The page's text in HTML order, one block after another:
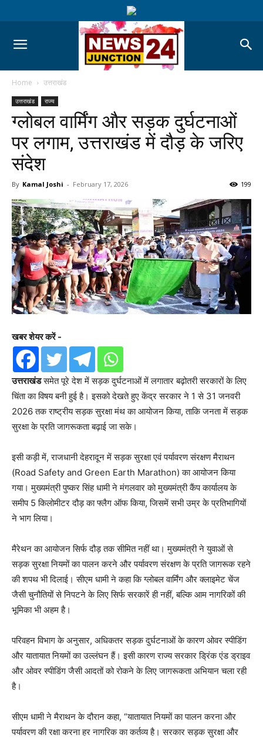
Home उत्तराखंड
उत्तराखंड राज्य
ग्लोबल वार्मिंग और सड़क दुर्घटनाओं
पर लगाम, उत्तराखंड में दौड़ के जरिए
संदेश
By Kamal Joshi - February 17, 2026 199
खबर शेयर करें -
उत्तराखंडसमेत पूरे देश में सड़क दुर्घटनाओं में लगातार बढ़ोतरी सरकारों के लिए
चिंता का विषय बनी हुई है। इसको देखते हुए केंद्र सरकार ने 1 से 31 जनवरी
2026 तक राष्ट्रीय सड़क सुरक्षा मंथ का आयोजन किया, ताकि जनता में सड़क
सुरक्षा के प्रति जागरूकता बढ़ाई जा सके।
इसी कड़ी में, राजधानी देहरादून में सड़क सुरक्षा एवं पर्यावरण संरक्षण मैराथन
(Road Safety and Green Earth Marathon) का आयोजन किया
गया। मुख्यमंत्री पुष्कर सिंह धामी ने मंगलवार को मुख्यमंत्री कैंप कार्यालय के
समीप 5 किलोमीटर दौड़ का फ्लैग ऑफ किया, जिसमें सभी उम्र के प्रतिभागियों
ने भाग लिया।
मैरेथन का आयोजन सिर्फ दौड़ तक सीमित नहीं था। मुख्यमंत्री ने युवाओं से
सड़क सुरक्षा नियमों का पालन करने और पर्यावरण संरक्षण के प्रति जागरूक रहने
की शपथ भी दिलाई। सीएम धामी ने कहा कि ग्लोबल वार्मिंग और क्लाइमेट चेंज
जैसी चुनौतियों से निपटने के लिए सिर्फ सरकारें ही नहीं, बल्कि आम नागरिकों की
भूमिका भी अहम है।
परिवहन विभाग के अनुसार, अधिकतर सड़क दुर्घटनाओं के कारण ओवर स्पीडिंग
और यातायात नियमों का उल्लंघन हैं। इसी कारण राज्य सरकार ड्रिंक एंड ड्राइव
और ओवर स्पीडिंग जैसी आदतों को रोकने के लिए जागरूकता अभियान चला रही
है।
सीएम धामी ने मैराथन के दौरान कहा, “यातायात नियमों का पालन करना और
पर्यावरण की रक्षा करना हर नागरिक का कर्तव्य है। सरकार सड़क सुरक्षा और